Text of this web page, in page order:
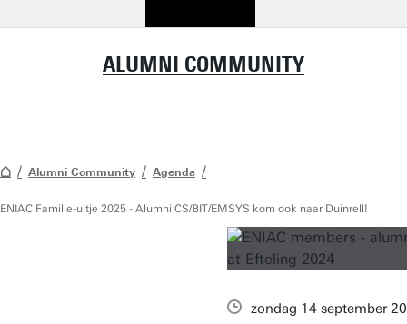
ALUMNI COMMUNITY
Alumni Community Agenda
ENIAC Familie-uitje 2025 - Alumni CS/BIT/EMSYS kom ook naar Duinrell!
zondag 14 september